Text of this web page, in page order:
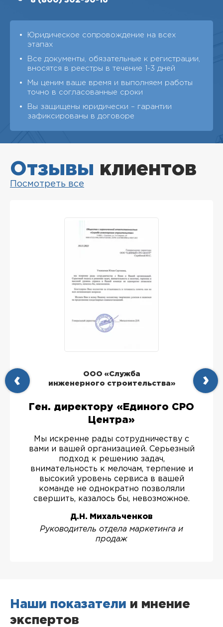
Юридическое сопровождение на всех
этапах
Все документы, обязательные к регистрации,
вносятся в реестры в течение 1-3 дней
Мы ценим ваше время и выполняем работы
точно в согласованные сроки
Вы защищены юридически – гарантии
зафиксированы в договоре
Отзывы клиентов
Посмотреть все
ООО «Служба
инженерного строительства»
Ген. директору «Единого СРО
Центра»
Мы искренне рады сотрудничеству с
вами и вашей организацией. Серьезный
подход к решению задач,
внимательность к мелочам, терпение и
высокий уровень сервиса в вашей
команде не однократно позволяли
свершить, казалось бы, невозможное.
Д.Н. Михальченков
Руководитель отдела маркетинга и
продаж
Наши показатели и мнение
экспертов